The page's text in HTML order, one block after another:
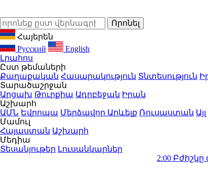
Հայերեն
Русский
English
Լրահոս
Ըստ թեմաների
Քաղաքական Հասարակություն Տնտեսություն
Տարածաշրջան
Արցախ Թուրքիա Ադրբեջան Իրան
Աշխարհ
ԱՄՆ Եվրոպա Մերձավոր Արևելք Ռուսաստան Այլ
Մամուլ
Հայաստան Աշխարհ
Մեդիա
Տեսանյութեր Լուսանկարներ
Բժիշկը